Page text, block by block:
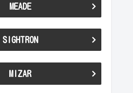
MEADE
SIGHTRON
MIZAR